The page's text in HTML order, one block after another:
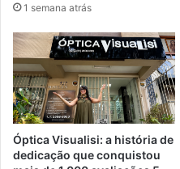
1 semana atrás
Óptica Visualisi: a história de
dedicação que conquistou